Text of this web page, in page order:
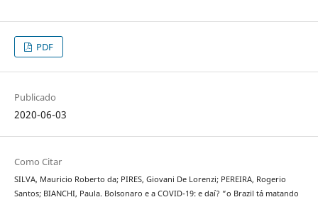
PDF
Publicado
2020-06-03
Como Citar
SILVA, Mauricio Roberto da; PIRES, Giovani De Lorenzi; PEREIRA, Rogerio
Santos; BIANCHI, Paula. Bolsonaro e a COVID-19: e daí? “o Brazil tá matando